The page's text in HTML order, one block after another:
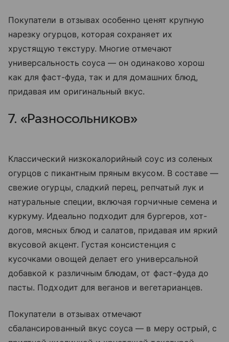
Покупатели в отзывах особенно ценят крупную
нарезку огурцов, которая сохраняет их
хрустящую текстуру. Многие отмечают
универсальность соуса — он одинаково хорош
как для фаст-фуда, так и для домашних блюд,
придавая им оригинальный вкус.
7. «Разносольников»
Классический низкокалорийный соус из соленых
огурцов с пикантным пряным вкусом. В составе —
свежие огурцы, сладкий перец, репчатый лук и
натуральные специи, включая горчичные семена и
куркуму. Идеально подходит для бургеров, хот-
догов, мясных блюд и салатов, придавая им яркий
вкусовой акцент. Густая консистенция с
кусочками овощей делает его универсальной
добавкой к различным блюдам, от фаст-фуда до
пасты. Подходит для веганов и вегетарианцев.
Покупатели в отзывах отмечают
сбалансированный вкус соуса — в меру острый, с